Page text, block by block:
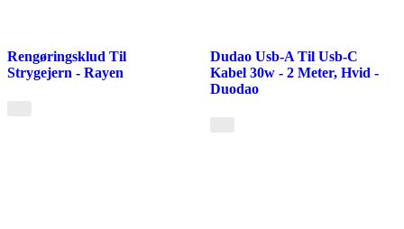
Rengøringsklud Til
Strygejern - Rayen
Dudao Usb-A Til Usb-C
Kabel 30w - 2 Meter, Hvid -
Duodao